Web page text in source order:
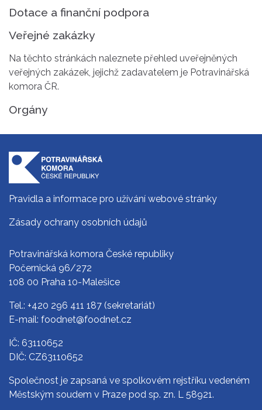
Dotace a finanční podpora
Veřejné zakázky
Na těchto stránkách naleznete přehled uveřejněných
veřejných zakázek, jejichž zadavatelem je Potravinářská
komora ČR.
Orgány
Pravidla a informace pro užívání webové stránky
Zásady ochrany osobních údajů
Potravinářská komora České republiky
Počernická 96/272
108 00 Praha 10-Malešice
Tel.: +420 296 411 187 (sekretariát)
E-mail: foodnet@foodnet.cz
IČ: 63110652
DIČ: CZ63110652
Společnost je zapsaná ve spolkovém rejstříku vedeném
Městským soudem v Praze pod sp. zn. L 58921.